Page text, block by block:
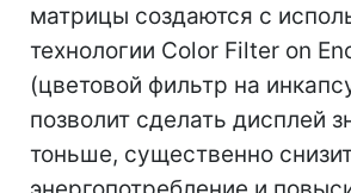
матрицы создаются с
технологии Color Filter on
(цветовой фильтр на
позволит сделать дисплей
тоньше, существенно